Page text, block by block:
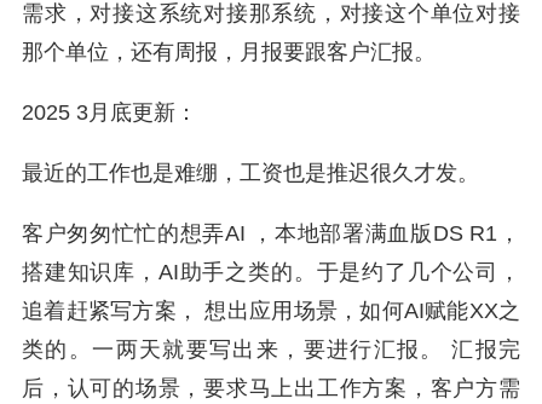
需求，对接这系统对接那系统，对接这个单位对接
那个单位，还有周报，月报要跟客户汇报。
2025 3月底更新：
最近的工作也是难绷，工资也是推迟很久才发。
客户匆匆忙忙的想弄AI ，本地部署满血版DS R1，
搭建知识库，AI助手之类的。于是约了几个公司，
追着赶紧写方案， 想出应用场景，如何AI赋能XX之
类的。一两天就要写出来，要进行汇报。 汇报完
后，认可的场景，要求马上出工作方案，客户方需